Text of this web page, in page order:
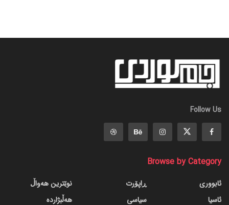
Follow Us
Browse by Category
ئابووری
ئاسیا
ڕاپۆرت
سیاسی
نوێترین هەواڵ
هەڵبژاردە